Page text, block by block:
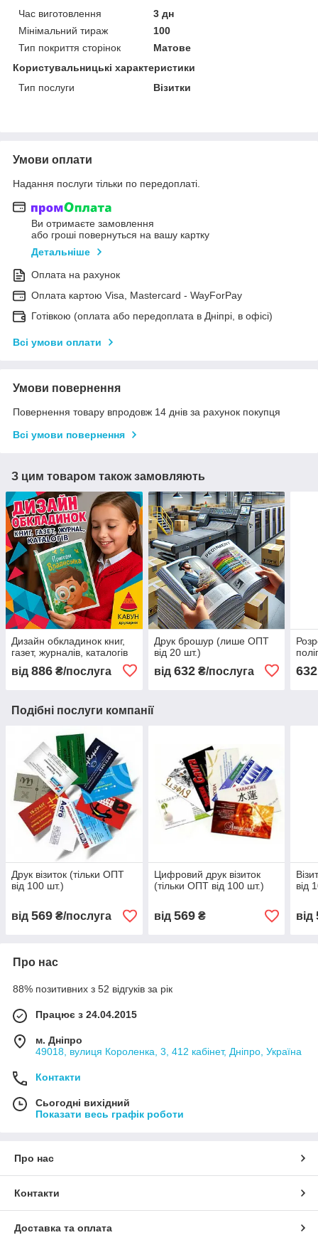
Час виготовлення
3 дн
Мінімальний тираж
100
Тип покриття сторінок
Матове
Користувальницькі характеристики
Тип послуги
Візитки
Умови оплати
Надання послуги тільки по передоплаті.
Ви отримаєте замовлення
або гроші повернуться на вашу картку
Детальніше
Оплата на рахунок
Оплата картою Visa, Mastercard - WayForPay
Готівкою (оплата або передоплата в Дніпрі, в офісі)
Всі умови оплати
Умови повернення
Повернення товару впродовж 14 днів за рахунок покупця
Всі умови повернення
З цим товаром також замовляють
Дизайн обкладинок книг,
газет, журналів, каталогів
від 886 ₴/послуга
Друк брошур (лише ОПТ
від 20 шт.)
від 632₴/послуга 632
Подібні послуги компанії
Друк візиток (тільки ОПТ
від 100 шт.)
від 569 ₴/послуга
Цифровий друк візиток
(тільки ОПТ від 100 шт.)
від 569₴
від
від
Про нас
88% позитивних з 52 відгуків за рік
Працює з 24.04.2015
м. Дніпро
49018, вулиця Короленка, 3, 412 кабінет, Дніпро, Україна
Контакти
Сьогодні вихідний
Показати весь графік роботи
Про нас
Контакти
Доставка та оплата